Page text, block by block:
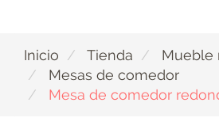
Inicio Tienda
Mueble
Mesas de comedor
Mesa de comedor